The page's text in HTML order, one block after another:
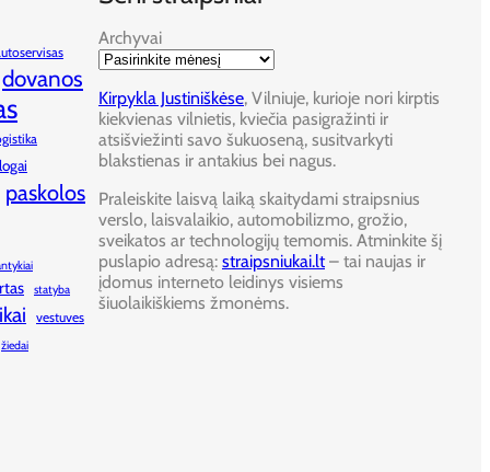
dovanos
paskolos
statyba
vestuves
žiedai
Archyvai
Kirpykla Justiniškėse, Vilniuje, kurioje nori kirptis
kiekvienas vilnietis, kviečia pasigražinti ir
atsišviežinti savo šukuoseną, susitvarkyti
blakstienas ir antakius bei nagus.
Praleiskite laisvą laiką skaitydami straipsnius
verslo, laisvalaikio, automobilizmo, grožio,
sveikatos ar technologijų temomis. Atminkite šį
puslapio adresą: straipsniukai.lt– tai naujas ir
įdomus interneto leidinys visiems
šiuolaikiškiems žmonėms.